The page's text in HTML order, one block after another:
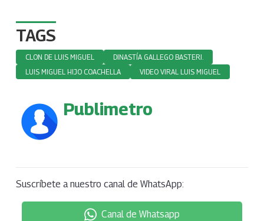
TAGS
CLON DE LUIS MIGUEL
DINASTÍA GALLEGO BASTERI.
LUIS MIGUEL HIJO COACHELLA
VIDEO VIRAL LUIS MIGUEL
Publimetro
Suscríbete a nuestro canal de WhatsApp:
Canal de Whatsapp